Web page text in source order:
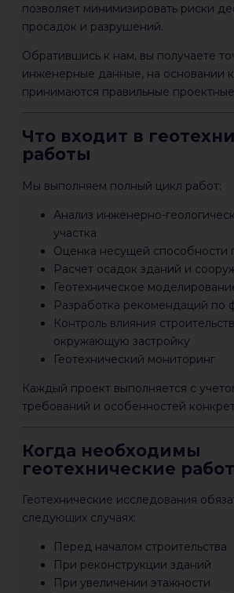
позволяет минимизировать риски
просадок и разрушений.
Обратившись к нам, вы получаете
инженерные данные, на основании
принимаются правильные
Что входит в
работы
Мы выполняем полный цикл работ:
Анализ инженерно-
участка
Оценка несущей способности
Расчет осадок зданий и
Геотехническое
Разработка рекомендаций по
Контроль влияния
окружающую застройку
Геотехнический мониторинг
Каждый проект выполняется с
требований и особенностей
Когда необходимы
геотехнические
Геотехнические исследования
следующих случаях:
Перед началом строительства
При реконструкции зданий
При увеличении этажности